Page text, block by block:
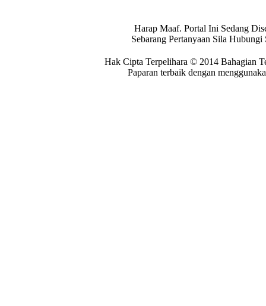
Harap Maaf. Portal Ini Sedang
Sebarang Pertanyaan Sila
Hak Cipta Terpelihara © 2014 Bahagian
Paparan terbaik dengan